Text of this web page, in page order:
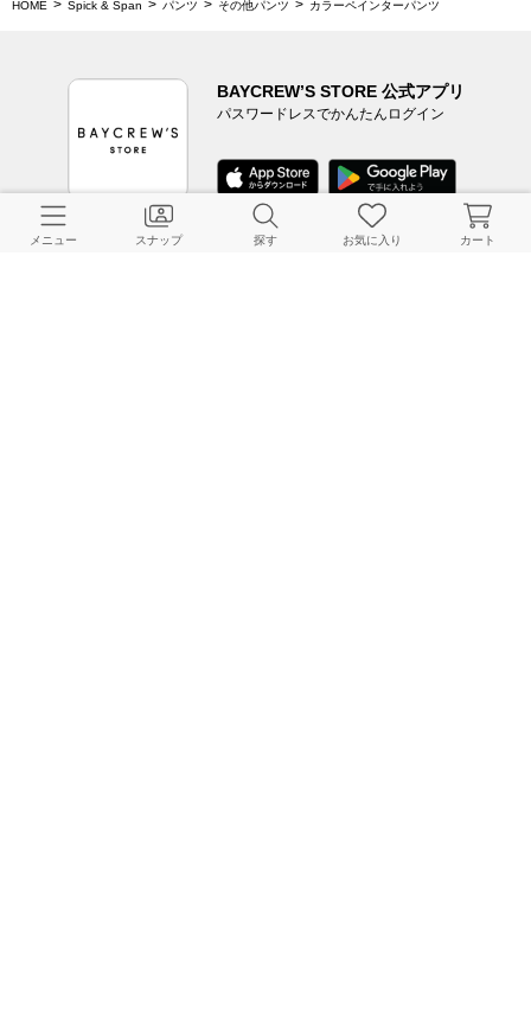
HOME Spick & Span パンツ その他パンツ カラーペインターパンツ
BAYCREW’S STORE 公式アプリ
パスワードレスでかんたんログイン
CUSTOMER SERVICE
メニュー スナップ 探す お気に入り カート